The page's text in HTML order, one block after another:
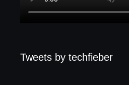
Tweets by techfieber